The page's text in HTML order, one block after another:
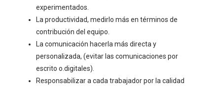
experimentados.
La productividad, medirlo más en términos de
contribución del equipo.
La comunicación hacerla más directa y
personalizada, (evitar las comunicaciones por
escrito o.digitales).
Responsabilizar a cada trabajador por la calidad